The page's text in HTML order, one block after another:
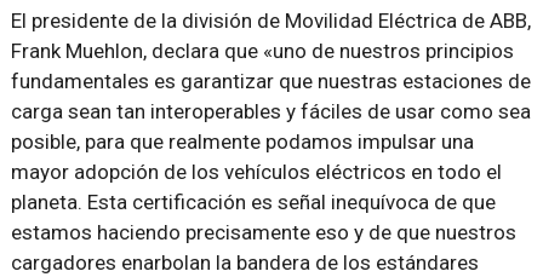
El presidente de la división de Movilidad Eléctrica de ABB,
Frank Muehlon, declara que «uno de nuestros principios
fundamentales es garantizar que nuestras estaciones de
carga sean tan interoperables y fáciles de usar como sea
posible, para que realmente podamos impulsar una
mayor adopción de los vehículos eléctricos en todo el
planeta. Esta certificación es señal inequívoca de que
estamos haciendo precisamente eso y de que nuestros
cargadores enarbolan la bandera de los estándares